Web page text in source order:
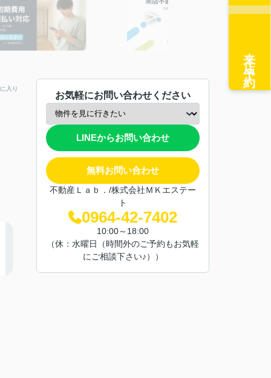
入り
お気軽にお問い合わせください
LINEからお問い合わせ
無料お問い合わせ
不動産Ｌａｂ．/株式会社ＭＫエステー
ト
0964-42-7402
10:00～18:00
（休：水曜日（時間外のご予約もお気軽
にご相談下さい♪））
来店予約